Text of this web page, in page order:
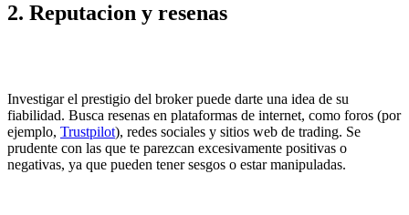
2. Reputacion y resenas
Investigar el prestigio del broker puede darte una idea de su
fiabilidad. Busca resenas en plataformas de internet, como foros (por
ejemplo, Trustpilot), redes sociales y sitios web de trading. Se
prudente con las que te parezcan excesivamente positivas o
negativas, ya que pueden tener sesgos o estar manipuladas.